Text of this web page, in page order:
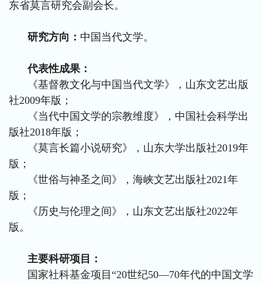
东省莫言研究会副会长。
研究方向： 中国当代文学。
代表性成果：
《基督教文化与中国当代文学》，山东文艺出版
社2009年版；
《当代中国文学的宗教维度》，中国社会科学出
版社2018年版；
《莫言长篇小说研究》，山东大学出版社2019年
版；
《世俗与神圣之间》，海峡文艺出版社2021年
版；
《历史与伦理之间》，山东文艺出版社2022年
版。
主要科研项目：
国家社科基金项目“20世纪50—70年代的中国文学